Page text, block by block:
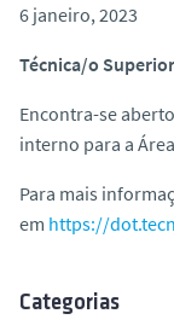
6 janeiro, 2023
Técnica/o
Encontra-se
interno para a
Para mais
em https://
Categorias